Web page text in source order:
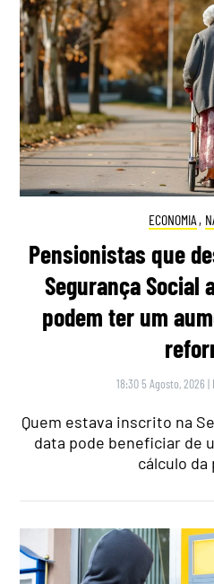
ECONOMIA ,
Pensionistas que
Segurança Social
podem ter um
18:30 5 Agosto, 2026 |
Quem estava inscrito na
data pode beneficiar de
cálculo da